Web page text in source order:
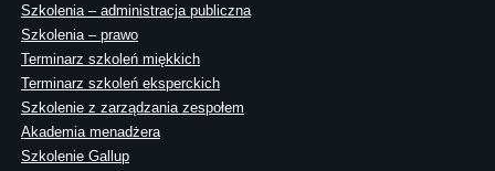
Szkolenia – administracja publiczna
Szkolenia – prawo
Terminarz szkoleń miękkich
Terminarz szkoleń eksperckich
Szkolenie z zarządzania zespołem
Akademia menadżera
Szkolenie Gallup